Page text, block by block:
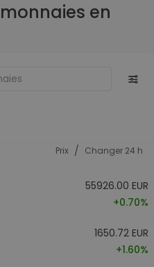
en
Prix / Changer 24 h
55926.00 EUR
+0.70%
1650.72 EUR
+1.60%